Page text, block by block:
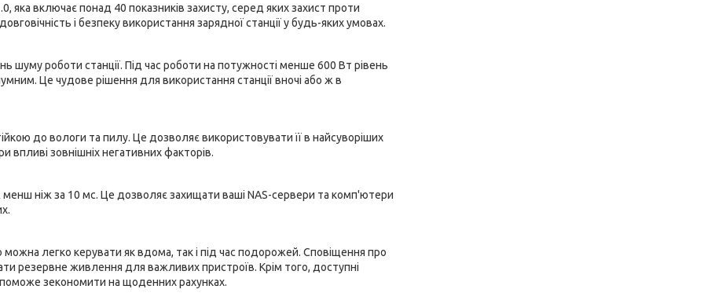
включає понад 40 показників захисту, серед яких захист проти
і безпеку використання зарядної станції у будь-яких умовах.
шуму роботи станції. Під час роботи на потужності менше 600 Вт рівень
Це чудове рішення для використання станції вночі або ж в
до вологи та пилу. Це дозволяє використовувати її в найсуворіших
впливі зовнішніх негативних факторів.
ніж за 10 мс. Це дозволяє захищати ваші NAS-сервери та комп'ютери
легко керувати як вдома, так і під час подорожей. Сповіщення про
резервне живлення для важливих пристроїв. Крім того, доступні
зекономити на щоденних рахунках.